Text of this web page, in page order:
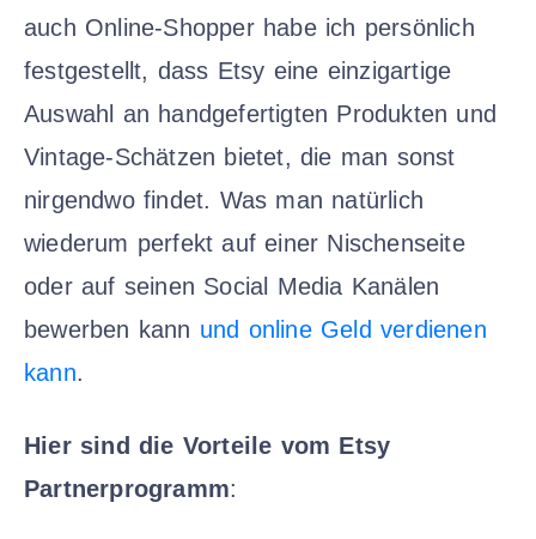
auch Online-Shopper habe ich persönlich
festgestellt, dass Etsy eine einzigartige
Auswahl an handgefertigten Produkten und
Vintage-Schätzen bietet, die man sonst
nirgendwo findet. Was man natürlich
wiederum perfekt auf einer Nischenseite
oder auf seinen Social Media Kanälen
bewerben kann und online Geld verdienen
kann.
Hier sind die Vorteile vom Etsy
Partnerprogramm: